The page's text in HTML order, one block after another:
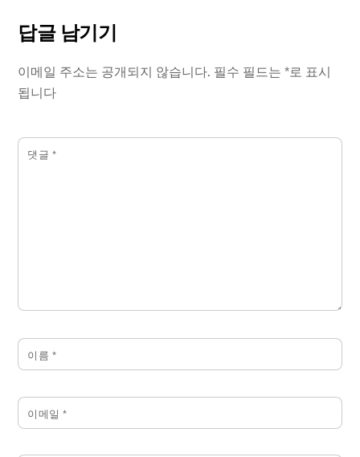
답글 남기기
이메일 주소는 공개되지 않습니다. 필수 필드는*로 표시
됩니다
댓글 *
이름 *
이메일*